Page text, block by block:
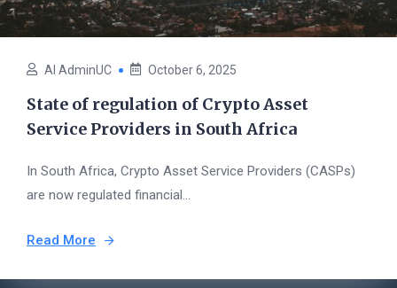
AI AdminUC October 6, 2025
State of regulation of Crypto Asset
Service Providers in South Africa
In South Africa, Crypto Asset Service Providers (CASPs)
are now regulated financial...
Read More